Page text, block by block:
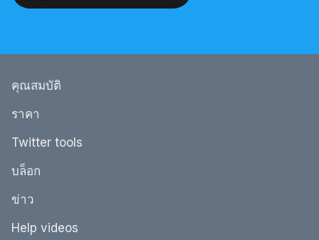
คุณสมบัติ
ราคา
Twitter tools
บล็อก
ข่าว
Help videos